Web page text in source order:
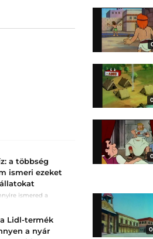
a többség
ismeri ezeket
ismered a
a Lidl-termék
a nyár